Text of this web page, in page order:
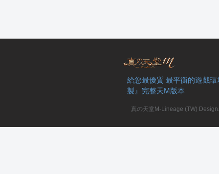
給您最優質 最平衡的遊戲
製』完整天M版本
真の天堂M-Lineage (TW)